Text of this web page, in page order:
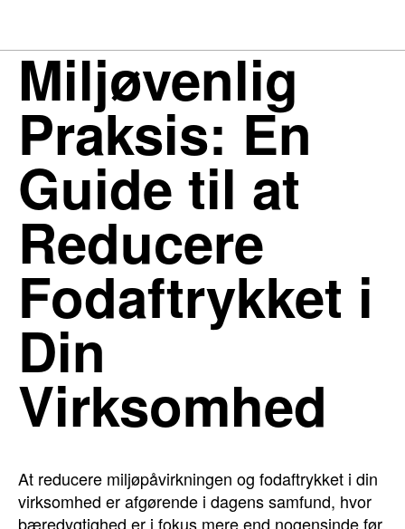
Miljøvenlig
Praksis: En
Guide til at
Reducere
Fodaftrykket i
Din
Virksomhed
At reducere miljøpåvirkningen og fodaftrykket i din
virksomhed er afgørende i dagens samfund, hvor
bæredygtighed er i fokus mere end nogensinde før.